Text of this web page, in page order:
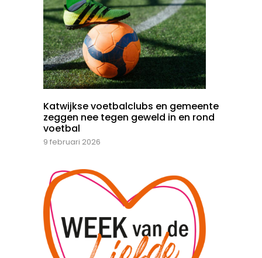
Katwijkse voetbalclubs en gemeente
zeggen nee tegen geweld in en rond
voetbal
9 februari 2026